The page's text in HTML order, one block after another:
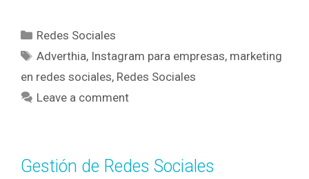
Redes Sociales
Adverthia, Instagram para empresas, marketing
en redes sociales, Redes Sociales
Leave a comment
Gestión de Redes Sociales